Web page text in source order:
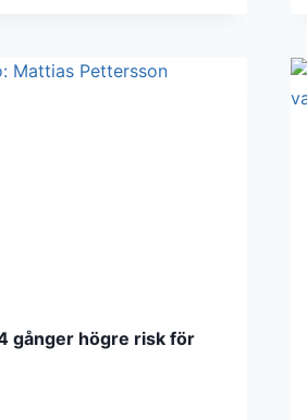
gånger högre risk för